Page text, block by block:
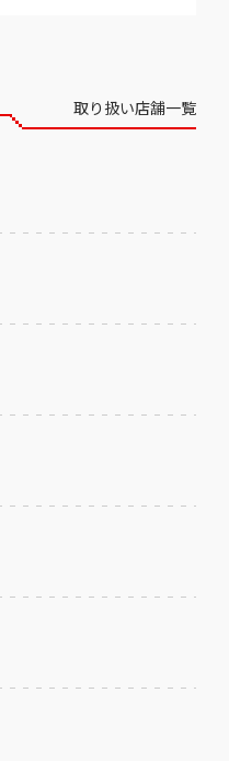
取り扱い店舗一覧